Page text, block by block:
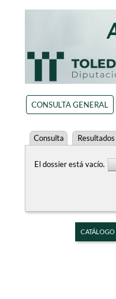
CONSULTA GENERAL
Consulta Resultados
El dossier está vacío.